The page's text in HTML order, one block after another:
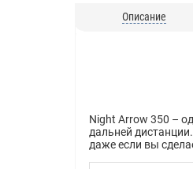
Описание
Night Arrow 350 –
дальней
даже если вы